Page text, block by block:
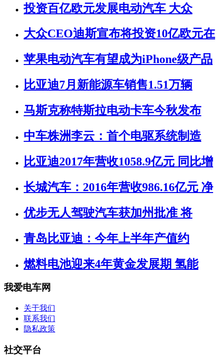
投资百亿欧元发展电动汽车 大众
大众CEO迪斯宣布将投资10亿欧元在
苹果电动汽车有望成为iPhone级产品
比亚迪7月新能源车销售1.51万辆
马斯克称特斯拉电动卡车今秋发布
中车株洲李云：首个电驱系统制造
比亚迪2017年营收1058.9亿元 同比增
长城汽车：2016年营收986.16亿元 净
优步无人驾驶汽车获加州批准 将
青岛比亚迪：今年上半年产值约
燃料电池迎来4年黄金发展期 氢能
我爱电车网
关于我们
联系我们
隐私政策
社交平台